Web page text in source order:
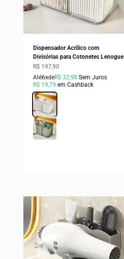
Dispensador Acrílico com
Divisórias para Cotonetes Lenogue
Preço promocional
R$ 197,90
Até6xdeR$ 32,98 Sem Juros
R$ 19,79 em Cashback
Cor
Transparente
Verde